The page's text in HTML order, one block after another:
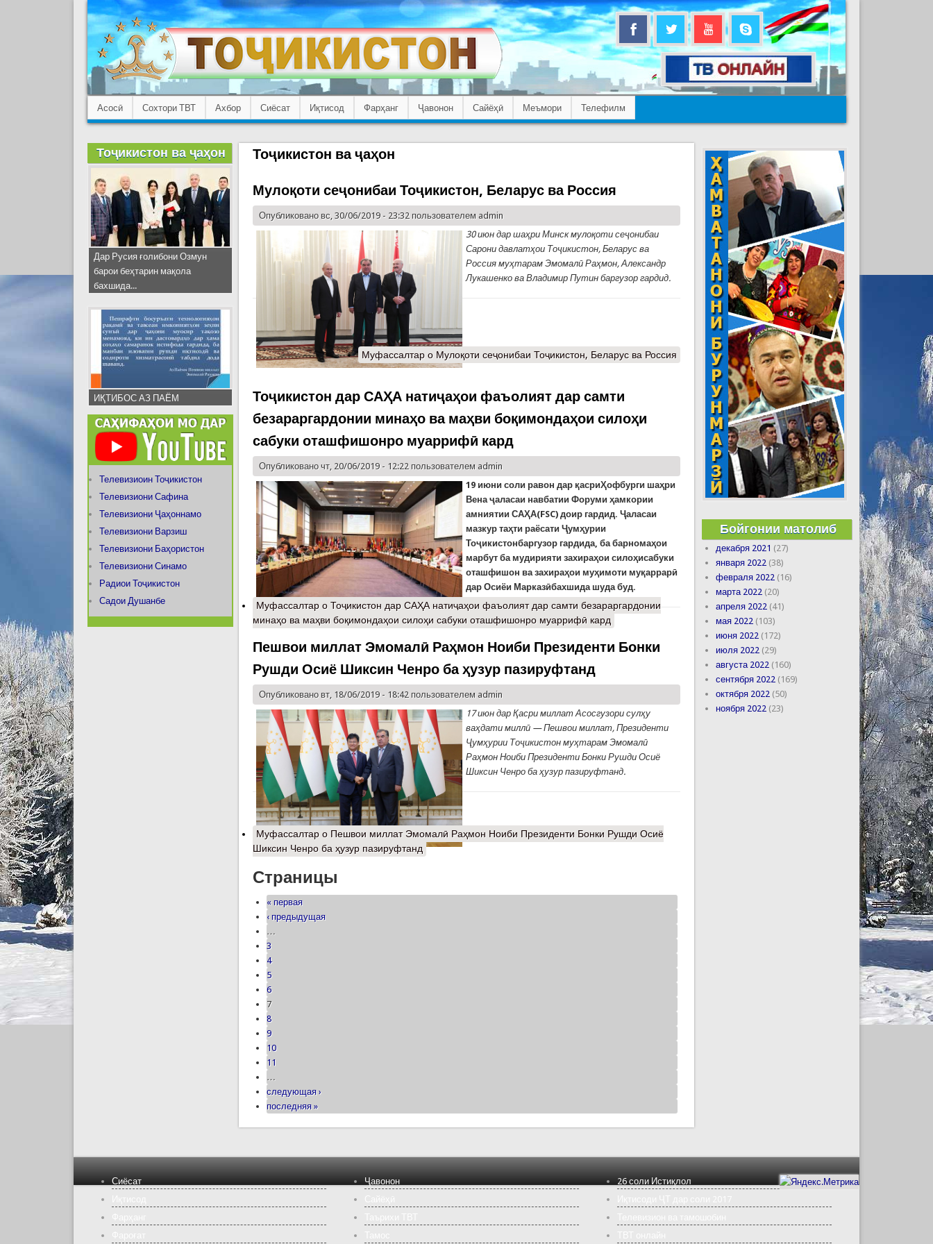
Асосӣ Сохтори ТВТ Ахбор Сиёсат Иқтисод Фарҳанг Ҷавонон Сайёҳӣ Меъмори Телефилм
Тоҷикистон ва ҷаҳон
Мулоқоти сеҷонибаи Тоҷикистон, Беларус ва Россия
Опубликовано вс, 30/06/2019 - 23:32 пользователем admin
30 июн дар шаҳри Минск мулоқоти сеҷонибаи
Сарони давлатҳои Тоҷикистон, Беларус ва
Россия муҳтарам Эмомалӣ Раҳмон, Александр
Лукашенко ва Владимир Путин баргузор гардид.
Муфассалтаро Мулоқоти сеҷонибаи Тоҷикистон, Беларус ва Россия
Тоҷикистон дар САҲА натиҷаҳои фаъолият дар самти
безараргардонии минаҳо ва маҳви боқимондаҳои силоҳи
сабуки оташфишонро муаррифӣ кард
Опубликовано чт, 20/06/2019 - 12:22 пользователем admin
19 июни соли равон дар қасриҲофбурги шаҳри
Вена ҷаласаи навбатии Форуми ҳамкории
амниятии САҲА(FSC) доир гардид. Ҷаласаи
мазкур таҳти раёсати Ҷумҳурии
Тоҷикистонбаргузор гардида, ба барномаҳои
марбут ба мудирияти захираҳои силоҳисабуки
оташфишон ва захираҳои муҳимоти муқаррарӣ
дар Осиёи Марказӣбахшида шуда буд.
Муфассалтар о Тоҷикистон дар САҲА натиҷаҳои фаъолият дар самти безараргардонии
минаҳо ва маҳви боқимондаҳои силоҳи сабуки оташфишонро муаррифӣ кард
Пешвои миллат Эмомалӣ Раҳмон Ноиби Президенти Бонки
Рушди Осиё Шиксин Ченро ба ҳузур пазируфтанд
Опубликовано вт, 18/06/2019 - 18:42 пользователем admin
17 июн дар Қасри миллат Асосгузори сулҳу
ваҳдати миллӣ — Пешвои миллат, Президенти
Ҷумҳурии Тоҷикистон муҳтарам Эмомалӣ
Раҳмон Ноиби Президенти Бонки Рушди Осиё
Шиксин Ченро ба ҳузур пазируфтанд.
Муфассалтар о Пешвои миллат Эмомалӣ Раҳмон Ноиби Президенти Бонки Рушди Осиё
Шиксин Ченро ба ҳузур пазируфтанд
Страницы
« первая
‹ предыдущая
…
3
4
5
6
7
8
9
10
11
…
следующая ›
последняя »
Тоҷикистон ва ҷаҳон
Дар Русия ғолибони Озмун
барои беҳтарин мақола
бахшида...
ИҚТИБОС АЗ ПАЁМ
Телевизиоин Тоҷикистон
Телевизиони Сафина
Телевизиони Ҷаҳоннамо
Телевизиони Варзиш
Телевизиони Баҳористон
Телевизиони Синамо
Радиои Тоҷикистон
Садои Душанбе
Бойгонии матолиб
декабря 2021 (27)
января 2022 (38)
февраля 2022 (16)
марта 2022 (20)
апреля 2022 (41)
мая 2022 (103)
июня 2022 (172)
июля 2022 (29)
августа 2022 (160)
сентября 2022 (169)
октября 2022 (50)
ноября 2022 (23)
Сиёсат
Ҷавонон
26 соли Истиқлол